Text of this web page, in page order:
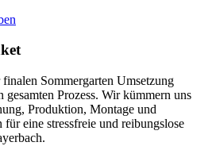
Sommergarten Umsetzung
Prozess. Wir kümmern uns
Produktion, Montage und
eine stressfreie und reibungslose